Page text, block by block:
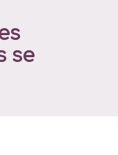
se